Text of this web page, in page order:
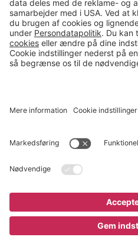
3.245 kr
49 18 07 07
Salgsafdeling åbningstider
08.00-16.00
© 2026 Gerdmans Kontor- &
Cookie